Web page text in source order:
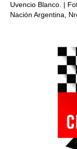
Uvencio Blanco. |
Nación Argentina,